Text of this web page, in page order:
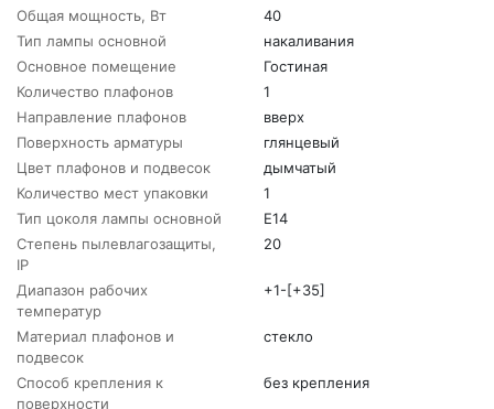
Общая мощность, Вт
40
Тип лампы основной
накаливания
Основное помещение
Гостиная
Количество плафонов
1
Направление плафонов
вверх
Поверхность арматуры
глянцевый
Цвет плафонов и подвесок
дымчатый
Количество мест упаковки
1
Тип цоколя лампы основной
E14
Степень пылевлагозащиты,
IP
20
Диапазон рабочих
температур
+1-[+35]
Материал плафонов и
подвесок
стекло
Способ крепления к
поверхности
без крепления